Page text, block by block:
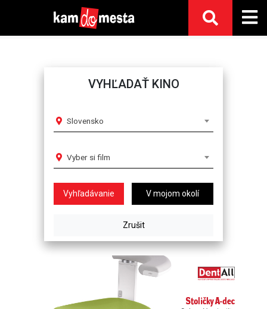
VYHĽADAŤ KINO
Slovensko
Vyber si film
V mojom okolí